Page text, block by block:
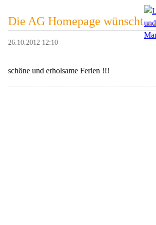
Die AG Homepage wünscht ...
26.10.2012 12:10
schöne und erholsame Ferien !!!